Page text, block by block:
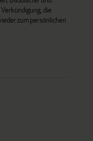
die
zum persönlichen